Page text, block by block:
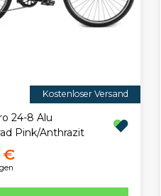
Kostenloser Versand
24-8 Alu
Pink/Anthrazit
€